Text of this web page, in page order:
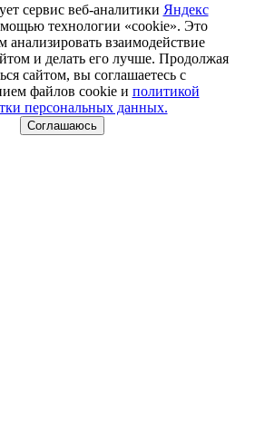
сервис веб-аналитики Яндекс
технологии «cookie». Это
анализировать взаимодействие
и делать его лучше. Продолжая
сайтом, вы соглашаетесь с
файлов cookie и политикой
персональных данных.
Соглашаюсь